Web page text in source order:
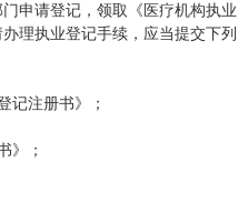
申请登记，领取《医疗机构执业
理执业登记手续，应当提交下列
记注册书》；
》；